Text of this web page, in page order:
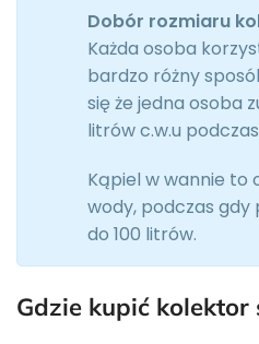
Dobór rozmiaru
Każda osoba
bardzo różny
się że jedna osoba
litrów c.w.u
Kąpiel w wannie to
wody, podczas gdy
do 100 litrów.
Gdzie kupić kolektor